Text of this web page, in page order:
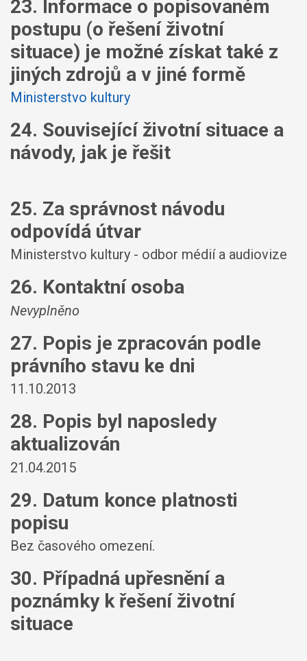
23. Informace o popisovaném
postupu (o řešení životní
situace) je možné získat také z
jiných zdrojů a v jiné formě
Ministerstvo kultury
24. Související životní situace a
návody, jak je řešit
25. Za správnost návodu
odpovídá útvar
Ministerstvo kultury - odbor médií a audiovize
26. Kontaktní osoba
Nevyplněno
27. Popis je zpracován podle
právního stavu ke dni
11.10.2013
28. Popis byl naposledy
aktualizován
21.04.2015
29. Datum konce platnosti
popisu
Bez časového omezení.
30. Případná upřesnění a
poznámky k řešení životní
situace